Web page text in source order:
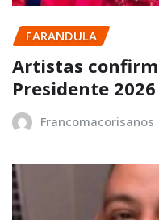
FARANDULA
Artistas
Presidente 2026
Francomacorisanos